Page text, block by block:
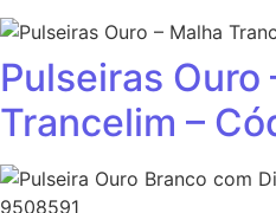
Pulseiras Ouro
Trancelim –